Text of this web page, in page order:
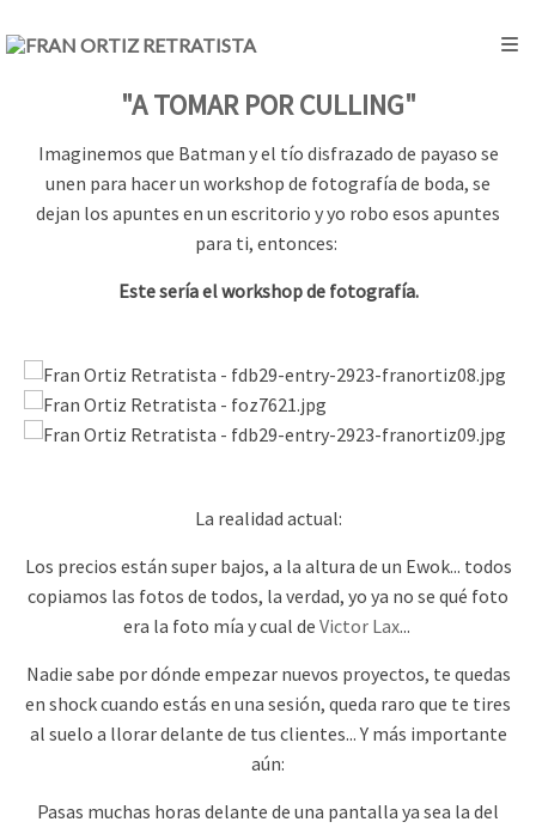
"A TOMAR POR CULLING"
Imaginemos que Batman y el tío disfrazado de payaso se
unen para hacer un workshop de fotografía de boda, se
dejan los apuntes en un escritorio y yo robo esos apuntes
para ti, entonces:
Este sería el workshop de fotografía.
La realidad actual:
Los precios están super bajos, a la altura de un Ewok... todos
copiamos las fotos de todos, la verdad, yo ya no se qué foto
era la foto mía y cual de Victor Lax...
Nadie sabe por dónde empezar nuevos proyectos, te quedas
en shock cuando estás en una sesión, queda raro que te tires
al suelo a llorar delante de tus clientes... Y más importante
aún:
Pasas muchas horas delante de una pantalla ya sea la del